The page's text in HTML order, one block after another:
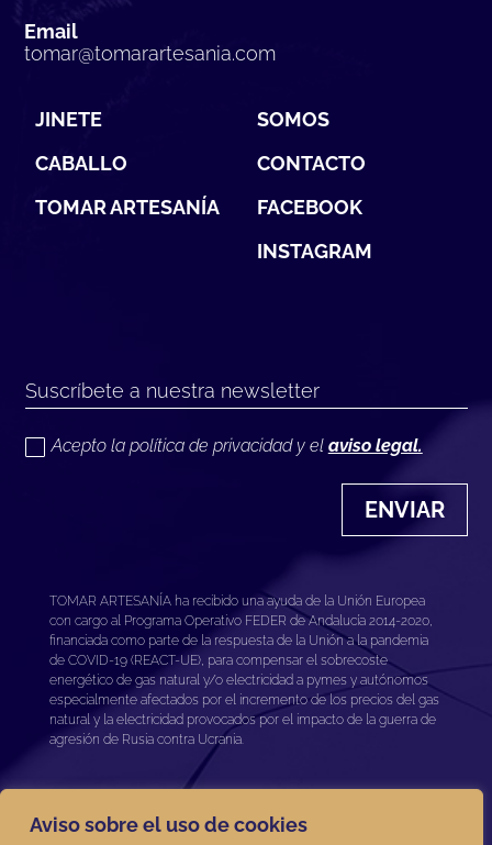
Aviso sobre el uso de cookies
Email
tomar@tomarartesania.com
JINETE
CABALLO
TOMAR ARTESANÍA
SOMOS
CONTACTO
FACEBOOK
INSTAGRAM
Acepto la política de privacidad y el aviso legal.
ENVIAR
TOMAR ARTESANÍA ha recibido una ayuda de la Unión Europea
con cargo al Programa Operativo FEDER de Andalucía 2014-2020,
financiada como parte de la respuesta de la Unión a la pandemia
de COVID-19 (REACT-UE), para compensar el sobrecoste
energético de gas natural y/o electricidad a pymes y autónomos
especialmente afectados por el incremento de los precios del gas
natural y la electricidad provocados por el impacto de la guerra de
agresión de Rusia contra Ucrania.